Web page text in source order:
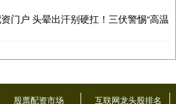
门户 头晕出汗别硬扛！三伏警惕“高温
股票配资市场 互联网龙头股排名